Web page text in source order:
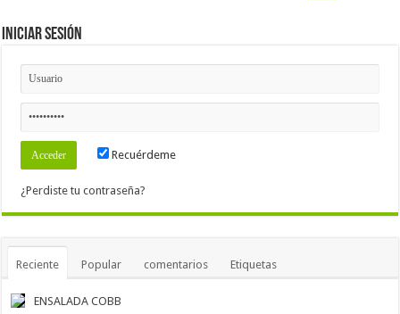
Iniciar Sesión
Recuérdeme
¿Perdiste tu contraseña?
Reciente Popular comentarios Etiquetas
ENSALADA COBB